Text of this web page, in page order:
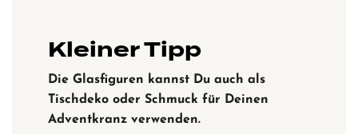
Kleiner Tipp
Die Glasfiguren kannst Du auch als
Tischdeko oder Schmuck für Deinen
Adventkranz verwenden.